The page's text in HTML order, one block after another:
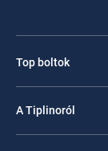
Top boltok
A Tiplinoról